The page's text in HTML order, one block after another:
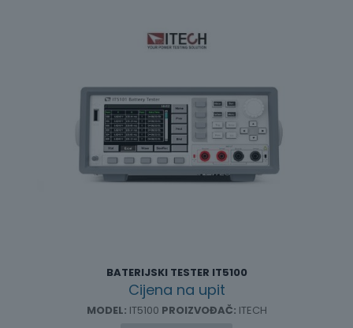
BATERIJSKI TESTER IT5100
Cijena na upit
MODEL: IT5100 PROIZVOĐAČ: ITECH